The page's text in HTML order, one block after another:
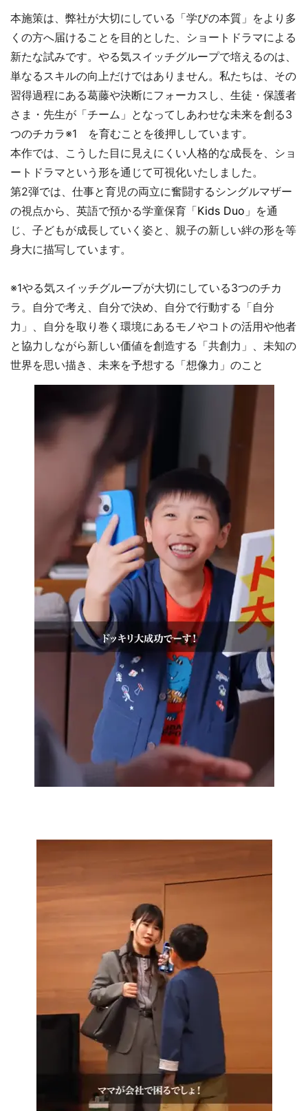
本施策は、弊社が大切にしている「学びの本質」をより多
くの方へ届けることを目的とした、ショートドラマによる
新たな試みです。やる気スイッチグループで培えるのは、
単なるスキルの向上だけではありません。私たちは、その
習得過程にある葛藤や決断にフォーカスし、生徒・保護者
さま・先生が「チーム」となってしあわせな未来を創る3
つのチカラ※1 を育むことを後押ししています。
本作では、こうした目に見えにくい人格的な成長を、ショ
ートドラマという形を通じて可視化いたしました。
第2弾では、仕事と育児の両立に奮闘するシングルマザー
の視点から、英語で預かる学童保育「Kids Duo 」を通
じ、子どもが成長していく姿と、親子の新しい絆の形を等
身大に描写しています。
※1やる気スイッチグループが大切にしている3つのチカ
ラ。自分で考え、自分で決め、自分で行動する「自分
力」、自分を取り巻く環境にあるモノやコトの活用や他者
と協力しながら新しい価値を創造する「共創力」、未知の
世界を思い描き、未来を予想する「想像力」のこと